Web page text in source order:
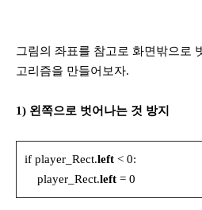
그림의 좌표를 참고로 화면밖으로
고리즘을 만들어보자.
1) 왼쪽으로 벗어나는 것 방지
if player_Rect.left < 0:
player_Rect.left = 0